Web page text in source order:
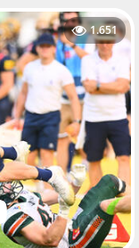
1.651